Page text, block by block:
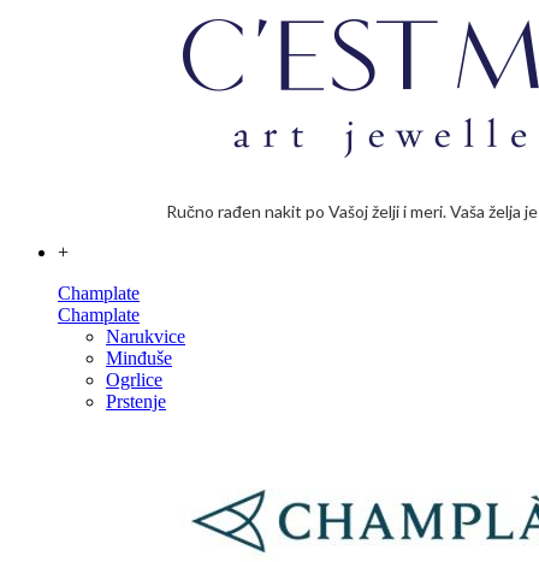
Ručno rađen nakit po Vašoj želji i meri. Vaša želja
+
Champlate
Champlate
Narukvice
Minđuše
Ogrlice
Prstenje